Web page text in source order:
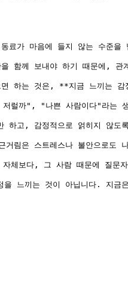
료가 마음에 들지 않는 수준
함께 보내야 하기 때문에,
하는 것은, **지금 느끼는
럴까", "나쁜 사람이다"라는
하고, 감정적으로 얽히지 않
림은 스트레스나 불안으로도
체보다, 그 사람 때문에 질문